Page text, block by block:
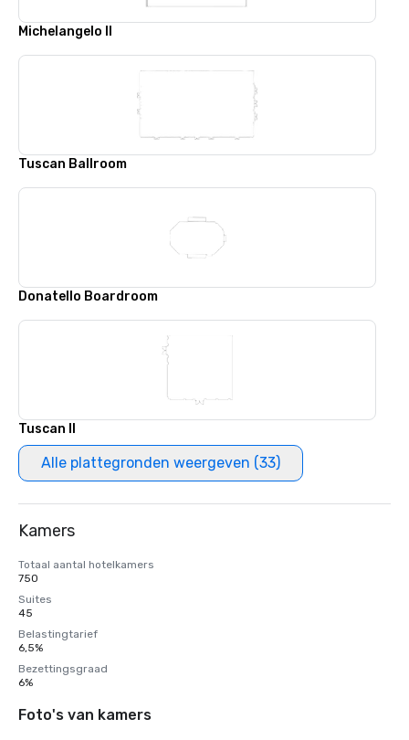
Michelangelo II
Tuscan Ballroom
Donatello Boardroom
Tuscan II
Alle plattegronden weergeven (33)
Kamers
Totaal aantal hotelkamers
750
Suites
45
Belastingtarief
6,5%
Bezettingsgraad
6%
Foto's van kamers